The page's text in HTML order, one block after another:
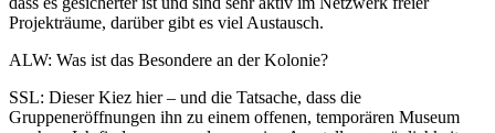
Projekträume, darüber gibt es viel Austausch.
ALW: Was ist das Besondere an der Kolonie?
SSL: Dieser Kiez hier – und die Tatsache, dass die
Gruppeneröffnungen ihn zu einem offenen, temporären Museum